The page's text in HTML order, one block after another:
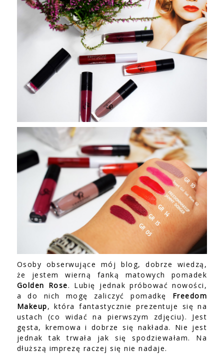
Osoby obserwujące mój blog, dobrze wiedzą,
że jestem wierną fanką matowych pomadek
Golden Rose. Lubię jednak próbować nowości,
a do nich mogę zaliczyć pomadkę Freedom
Makeup, która fantastycznie prezentuje się na
ustach (co widać na pierwszym zdjęciu). Jest
gęsta, kremowa i dobrze się nakłada. Nie jest
jednak tak trwała jak się spodziewałam. Na
dłuższą imprezę raczej się nie nadaje.